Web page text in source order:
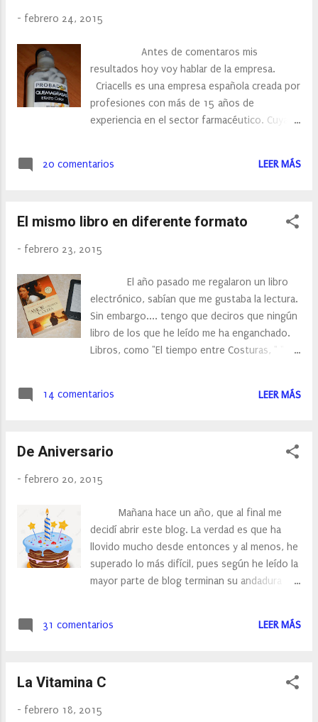
- febrero 24, 2015
Antes de comentaros mis
resultados hoy voy hablar de la empresa.
Criacells es una empresa española creada por
profesiones con más de 15 años de
experiencia en el sector farmacéutico. Cuya
productos más innovadores, eficaces y
ello que ponen a nuestra disposición varios
del rostro hasta para el cuerpo. Yo
una centrode estética situado en Madrid, que
ha incorporado a sus productos la línea
corporal de Criacells. Durante tres
semanas he tenido la oportunidad de probar
el gel reductor efecto calor. Ya os deje un
20 comentarios LEER MÁS
El mismo libro en diferente formato
- febrero 23, 2015
El año pasado me regalaron un libro
electrónico, sabían que me gustaba la lectura.
Sin embargo.... tengo que deciros que ningún
libro de los que he leído me ha enganchado.
Libros, como "El tiempo entre Costuras, " " El
devoción. Hace unos semanas decidí
es "El amor en Tiempos del Cólera" de Gabriel
ha pasado lo mismo, no termino de
muy práctico, te lo llevas a cualquier sitio no
pesa, y puedes incluso llevarte casi una
biblioteca de la cantidad de libros que caben,
sin embargo, no tiene ese olor característico
de los libros, no tiene el tacto de pasar una
remiras el libr...
14 comentarios LEER MÁS
De Aniversario
- febrero 20, 2015
Mañana hace un año, que al final me
decidí abrir este blog. La verdad es que ha
llovido mucho desde entonces y al menos, he
superado lo más difícil, pues según he leído la
mayor parte de blog terminan su andadura
en probar productos nuevos y me fascina
excusa para abrir mi blog. Sin embargo, creo
a probar un producto, recuerdo mis trabajos
31 comentarios LEER MÁS
La Vitamina C
- febrero 18, 2015